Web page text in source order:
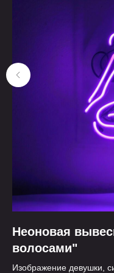
Неоновая
волосами"
Изображение девушки,